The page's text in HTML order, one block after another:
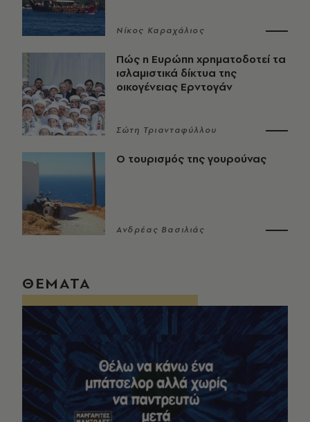
Νίκος Καραχάλιος
Πώς η Ευρώπη χρηματοδοτεί τα
ισλαμιστικά δίκτυα της
οικογένειας Ερντογάν
Σώτη Τριανταφύλλου
Ο τουρισμός της γουρούνας
Ανδρέας Βασιλιάς
ΘΕΜΑΤΑ